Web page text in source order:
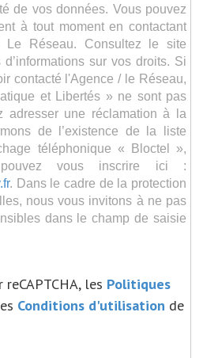
de vos données. Vous pouvez
à tout moment en contactant
Le Réseau. Consultez le site
d’informations sur vos droits. Si
contacté l'Agence / le Réseau,
et Libertés » ne sont pas
adresser une réclamation à la
de l’existence de la liste
téléphonique « Bloctel »,
vous inscrire ici :
. Dans le cadre de la protection
nous vous invitons à ne pas
dans le champ de saisie
les Politiques
Conditions d'utilisation de